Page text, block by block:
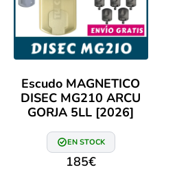
Escudo MAGNETICO
DISEC MG210 ARCU
GORJA 5LL [2026]
EN STOCK
185€